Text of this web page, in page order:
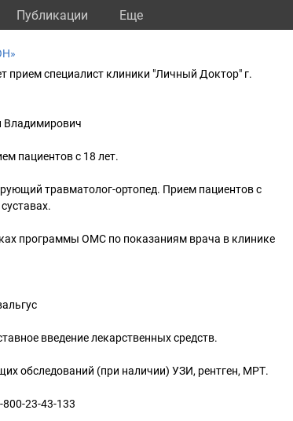
Публикации Eще
прием специалист клиники "Личный Доктор" г.
Владимирович
пациентов с 18 лет.
травматолог-ортопед. Прием пациентов с
программы ОМС по показаниям врача в клинике
введение лекарственных средств.
обследований (при наличии) УЗИ, рентген, МРТ.
23-43-133